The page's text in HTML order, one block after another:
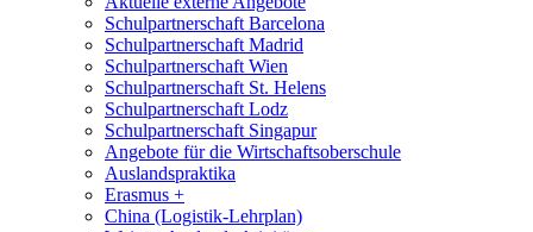
Schulpartnerschaft Barcelona
Schulpartnerschaft Madrid
Schulpartnerschaft Wien
Schulpartnerschaft St. Helens
Schulpartnerschaft Lodz
Schulpartnerschaft Singapur
Angebote für die Wirtschaftsoberschule
Auslandspraktika
Erasmus +
China (Logistik-Lehrplan)